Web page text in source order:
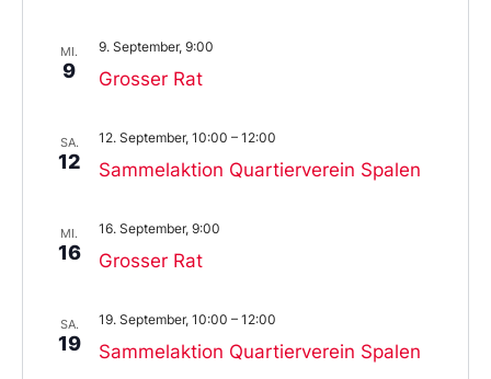
MI.
9 Grosser Rat
9. September, 9:00
SA.
12 Sammelaktion Quartierverein Spalen
12. September, 10:00 – 12:00
MI.
16 Grosser Rat
16. September, 9:00
SA.
19 Sammelaktion Quartierverein Spalen
19. September, 10:00 – 12:00